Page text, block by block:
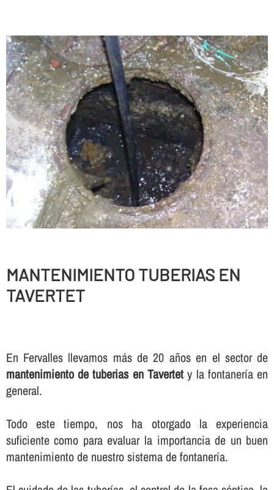
MANTENIMIENTO TUBERIAS EN
TAVERTET
En Fervalles llevamos más de 20 años en el sector de
mantenimiento de tuberias en Tavertet y la fontanerí­a en
general.
Todo este tiempo, nos ha otorgado la experiencia
suficiente como para evaluar la importancia de un buen
mantenimiento de nuestro sistema de fontanerí­a.